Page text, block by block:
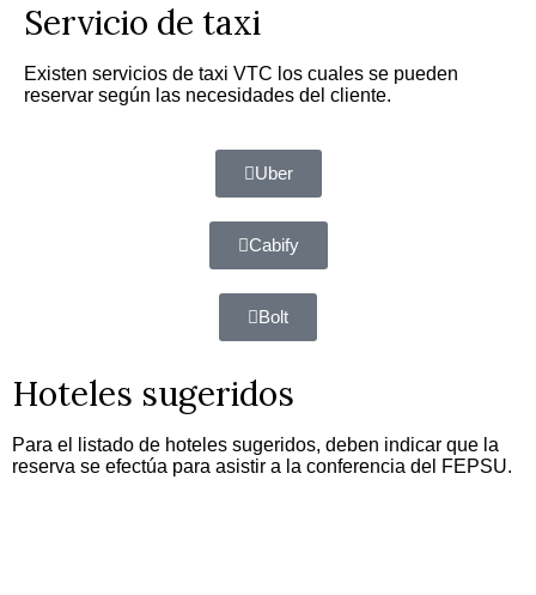
Servicio de taxi
Existen servicios de taxi VTC los cuales se pueden
reservar según las necesidades del cliente.
Uber
Cabify
Bolt
Hoteles sugeridos
Para el listado de hoteles sugeridos, deben indicar que la
reserva se efectúa para asistir a la conferencia del FEPSU.